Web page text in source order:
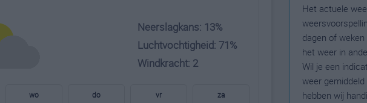
Neerslagkans: 13%
Luchtvochtigheid: 71%
Windkracht: 2
wo do vr za
Het actuele
dagen of
het weer in
Wil je een
weer
hebben wij